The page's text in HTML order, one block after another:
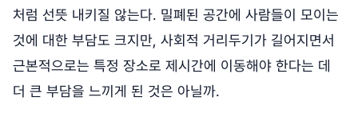
처럼 선뜻 내키질 않는다. 밀폐된 공간에 사람들이 모이는
것에 대한 부담도 크지만, 사회적 거리두기가 길어지면서
근본적으로는 특정 장소로 제시간에 이동해야 한다는 데
더 큰 부담을 느끼게 된 것은 아닐까.